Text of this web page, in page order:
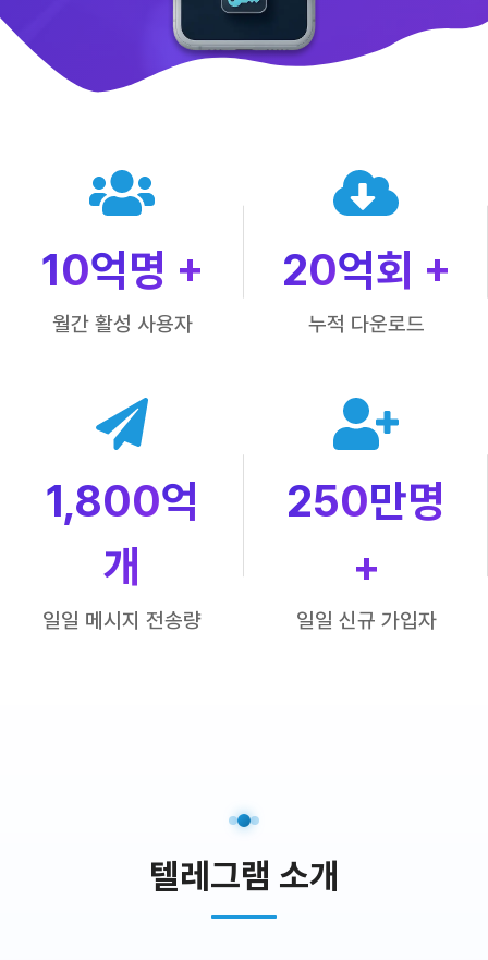
텔레그램 글로벌 이용 통계
10억명 +
월간 활성 사용자
20억회 +
누적 다운로드
1,800억
개
일일 메시지 전송량
250만명
+
일일 신규 가입자
텔레그램 소개